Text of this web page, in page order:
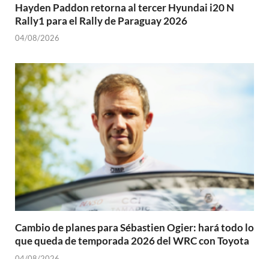
Hayden Paddon retorna al tercer Hyundai i20 N
Rally1 para el Rally de Paraguay 2026
04/08/2026
Cambio de planes para Sébastien Ogier: hará todo lo
que queda de temporada 2026 del WRC con Toyota